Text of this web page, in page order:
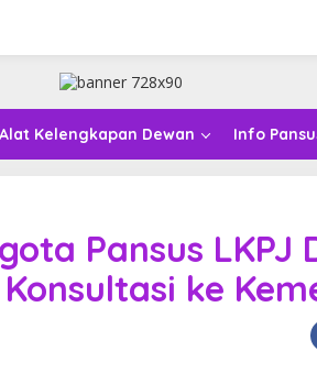
Alat Kelengkapan Dewan Info
Pansus LKPJ
ke